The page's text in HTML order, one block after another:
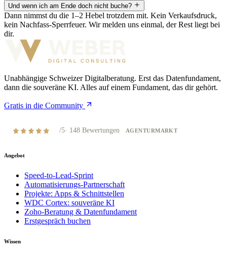
Und wenn ich am Ende doch nicht buche?
Dann nimmst du die 1–2 Hebel trotzdem mit. Kein Verkaufsdruck,
kein Nachfass-Sperrfeuer. Wir melden uns einmal, der Rest liegt bei
dir.
Unabhängige Schweizer Digitalberatung. Erst das Datenfundament,
dann die souveräne KI. Alles auf einem Fundament, das dir gehört.
Gratis in die Community
/5· 148 Bewertungen AGENTURMARKT
Angebot
Speed-to-Lead-Sprint
Automatisierungs-Partnerschaft
Projekte: Apps & Schnittstellen
WDC Cortex: souveräne KI
Zoho-Beratung & Datenfundament
Erstgespräch buchen
Wissen